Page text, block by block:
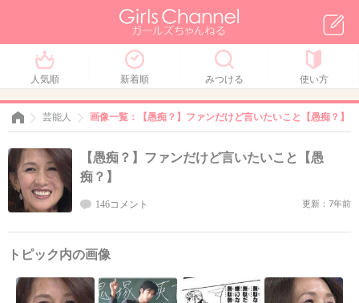
人気順 新着順 みつける 使い方
芸能人 画像一覧：【愚痴？】ファンだけど言いたいこと【愚痴？】
【愚痴？】ファンだけど言いたいこと【愚
痴？】
146コメント 更新：7年前
トピック内の画像